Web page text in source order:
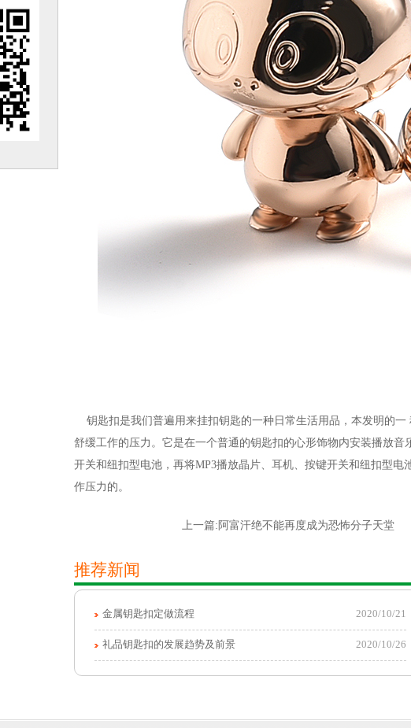
钥匙扣是我们普遍用来挂扣钥匙的一种日常生活用品，本发明的
舒缓工作的压力。它是在一个普通的钥匙扣的心形饰物内安装播放
开关和纽扣型电池，再将MP3播放晶片、耳机、按键开关和纽扣型
作压力的。
上一篇: 阿富汗绝不能再度成为恐怖分子天堂
推荐新闻
金属钥匙扣定做流程 2020/10/21
礼品钥匙扣的发展趋势及前景 2020/10/26